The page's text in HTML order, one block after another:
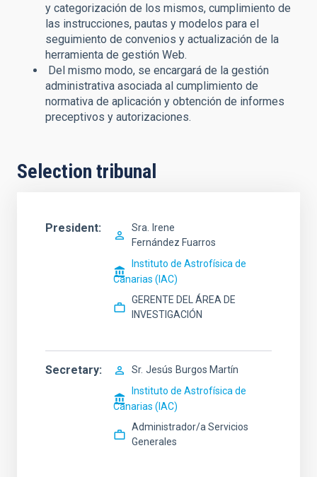
y categorización de los mismos, cumplimiento de
las instrucciones, pautas y modelos para el
seguimiento de convenios y actualización de la
herramienta de gestión Web.
Del mismo modo, se encargará de la gestión
administrativa asociada al cumplimiento de
normativa de aplicación y obtención de informes
preceptivos y autorizaciones.
Selection tribunal
President Sra.
Irene
Fernández Fuarros
Instituto de Astrofísica de
Canarias (IAC)
GERENTE DEL ÁREA DE
INVESTIGACIÓN
Secretary Sr. Jesús Burgos Martín
Instituto de Astrofísica de
Canarias (IAC)
Administrador/a Servicios
Generales